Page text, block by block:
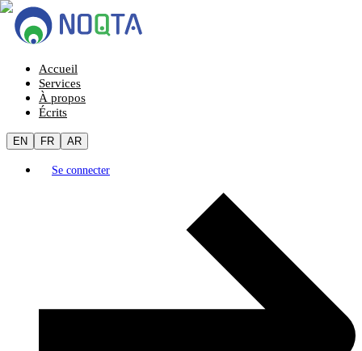
Accueil
Services
À propos
Écrits
EN FR AR
Se connecter